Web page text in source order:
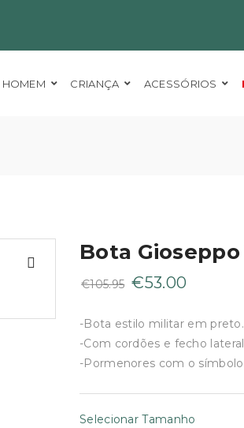
HOMEM CRIANÇA ACESSÓRIOS
Bota
€105.95 O
original
era:
€105.95.
€53.00
atual
é:
€53.00.
-Bota estilo militar em preto.
-Com cordões e fecho
-Pormenores com o
Selecionar Tamanho